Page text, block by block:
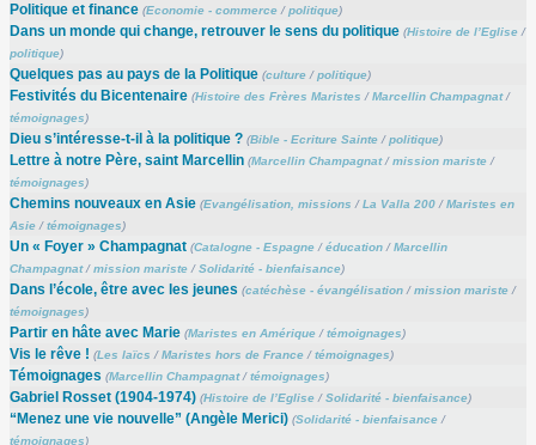
Politique et finance (Economie - commerce/politique)
Dans un monde qui change, retrouver le sens du politique (Histoire de l’Eglise/
politique)
Quelques pas au pays de la Politique (culture/politique)
Festivités du Bicentenaire (Histoire des Frères Maristes /Marcellin Champagnat/
témoignages)
Dieu s’intéresse-t-il à la politique ? (Bible - Ecriture Sainte/politique)
Lettre à notre Père, saint Marcellin (Marcellin Champagnat/mission mariste/
témoignages)
Chemins nouveaux en Asie (Evangélisation, missions /La Valla 200/Maristes en
Asie/témoignages)
Un « Foyer » Champagnat (Catalogne - Espagne/éducation/Marcellin
Champagnat/mission mariste/Solidarité - bienfaisance)
Dans l’école, être avec les jeunes (catéchèse - évangélisation/mission mariste/
témoignages)
Partir en hâte avec Marie (Maristes en Amérique/témoignages)
Vis le rêve ! (Les laïcs /Maristes hors de France/témoignages)
Témoignages (Marcellin Champagnat/témoignages)
Gabriel Rosset (1904-1974) (Histoire de l’Eglise/Solidarité - bienfaisance)
“Menez une vie nouvelle” (Angèle Merici) (Solidarité - bienfaisance/
témoignages)